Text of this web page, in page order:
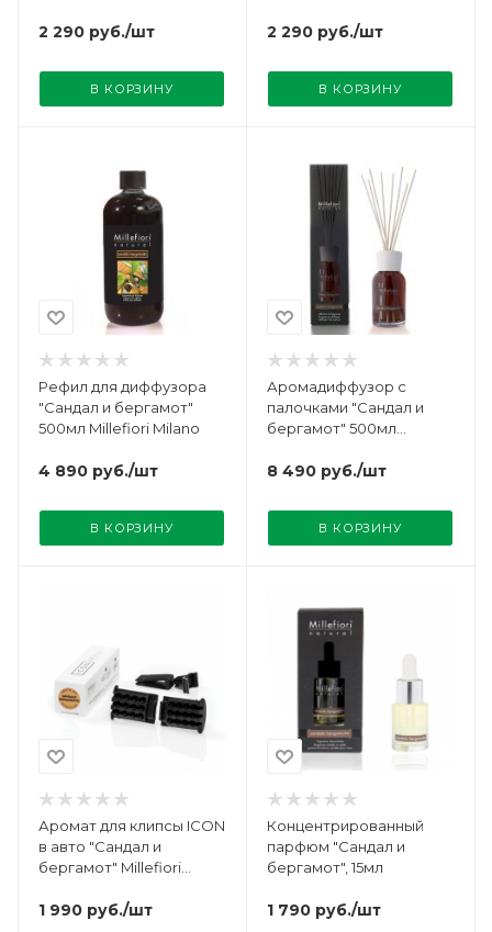
2 290 руб./шт
В КОРЗИНУ
2 290 руб./шт
В КОРЗИНУ
Рефил для диффузора
"Сандал и бергамот"
500мл Millefiori Milano
4 890 руб./шт
В КОРЗИНУ
Аромадиффузор с
палочками "Сандал и
бергамот" 500мл
8 490 руб./шт
В КОРЗИНУ
Аромат для клипсы ICON
в авто "Сандал и
бергамот" Millefiori
1 990 руб./шт
Концентрированный
парфюм "Сандал и
бергамот", 15мл
1 790 руб./шт